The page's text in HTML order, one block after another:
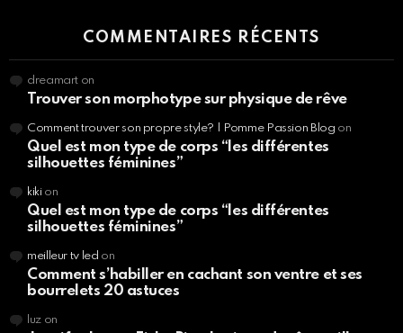
COMMENTAIRES RÉCENTS
dreamart on
Trouver son morphotype sur physique de rêve
Comment trouver son propre style? | Pomme Passion Blog on
Quel est mon type de corps “les différentes
silhouettes féminines”
kikion
Quel est mon type de corps “les différentes
silhouettes féminines”
meilleur tv led on
Comment s’habiller en cachant son ventre et ses
bourrelets 20 astuces
luzon